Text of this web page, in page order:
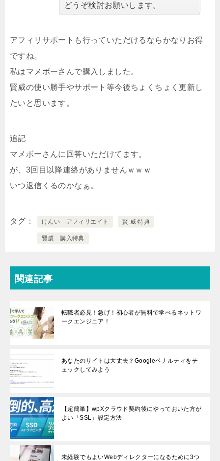
どうぞ検討お願いします。
アフィリサポートも行っていただけるならかなりお得
ですね。
私はマメボーさんで購入しました。
賢威の使い勝手やサポート等今後ちょくちょく更新し
たいと思います。
追記
マメボーさんに回答いただけてます。
が、3回目以降連絡がありませんｗｗｗ
いつ返信くるのかなぁ。
タグ けんい アフィリエイト 賢 威 特典
賢威 購入特典
関連記事
転職者必見！急げ！初心者が無料で学べるネットワ
ークエンジニア！
あなたのサイトは大丈夫？Googleペナルティをチ
ェックしてみよう
【超簡単】wpXクラウド契約後にやっておいた方が
よい「SSL」設定方法
未経験でもよいWebディレクターになるために3つ